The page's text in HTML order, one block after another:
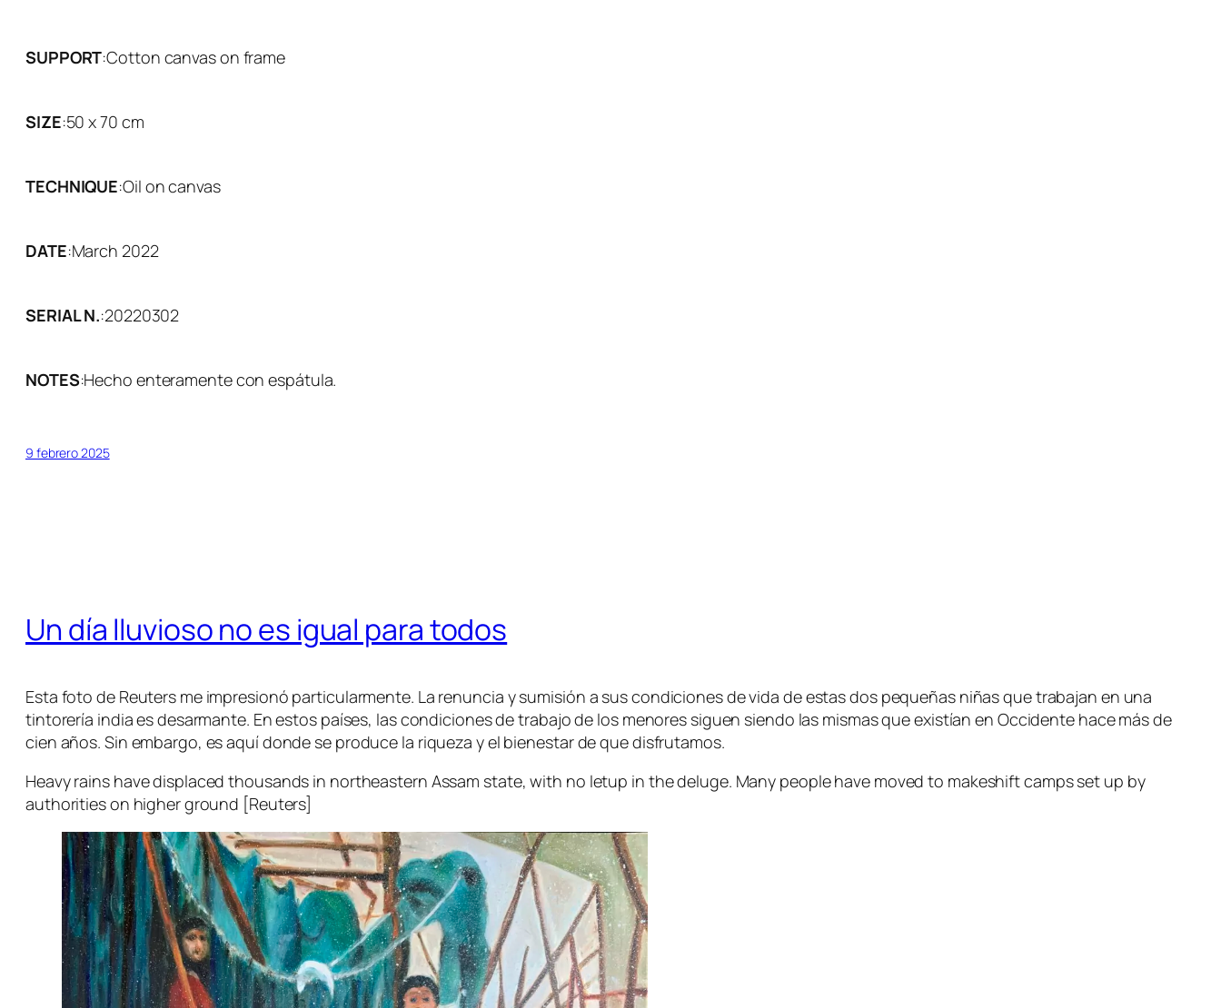
SUPPORT:Cotton canvas on frame
SIZE:50 x 70 cm
TECHNIQUE:Oil on canvas
DATE:March 2022
SERIAL N.:20220302
NOTES:Hecho enteramente con espátula.
9 febrero 2025
Un día lluvioso no es igual para todos
Esta foto de Reuters me impresionó particularmente. La renuncia y sumisión a sus condiciones de vida de estas dos pequeñas niñas que trabajan en una
tintorería india es desarmante. En estos países, las condiciones de trabajo de los menores siguen siendo las mismas que existían en Occidente hace más de
cien años. Sin embargo, es aquí donde se produce la riqueza y el bienestar de que disfrutamos.
Heavy rains have displaced thousands in northeastern Assam state, with no letup in the deluge. Many people have moved to makeshift camps set up by
authorities on higher ground [Reuters]